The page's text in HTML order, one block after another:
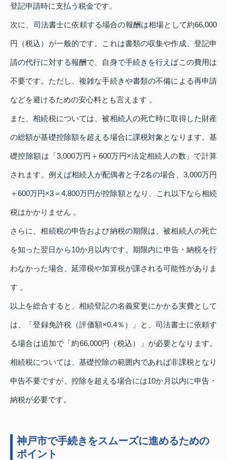
登記申請時に支払う税金です。
次に、司法書士に依頼する場合の報酬は相場として約66,000
円（税込）が一般的です。これは書類の収集や作成、登記申
請の代行に対する報酬で、自身で手続きを行えばこの費用は
不要です。ただし、複雑な手続きや書類の不備による再申請
などを避けるための安心料とも言えます 。
また、相続税については、被相続人の死亡時に取得した財産
の総額が基礎控除額を超える場合に課税対象となります。基
礎控除額は「3,000万円＋600万円×法定相続人の数」で計算
されます。例えば相続人が配偶者と子2名の場合、3,000万円
＋600万円×3＝4,800万円が控除額となり、これ以下なら相続
税はかかりません 。
さらに、相続税の申告および納税の期限は、被相続人の死亡
を知った翌日から10か月以内です。期限内に申告・納税を行
わなかった場合、延滞税や加算税が課される可能性がありま
す 。
以上を総合すると、相続登記の名義変更にかかる実費として
は、「登録免許税（評価額×0.4％）」と、司法書士に依頼す
る場合は追加で「約66,000円（税込）」が必要となります。
相続税については、基礎控除の範囲内であれば非課税となり
申告不要ですが、控除を超える場合には10か月以内に申告・
納税が必要です。
神戸市で手続きをスムーズに進めるための
ポイント